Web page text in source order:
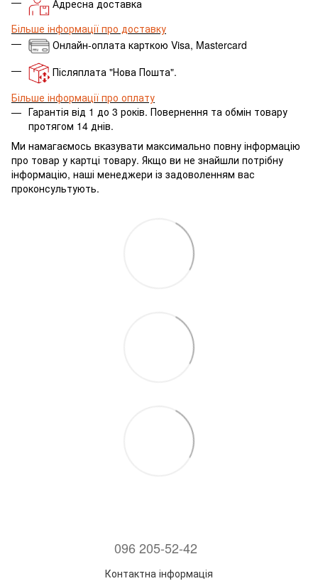
Адресна доставка
Більше інформації про доставку
Онлайн-оплата карткою Visa, Mastercard
Післяплата "Нова Пошта".
Більше інформації про оплату
Гарантія від 1 до 3 років. Повернення та обмін товару
протягом 14 днів.
Ми намагаємось вказувати максимально повну інформацію
про товар у картці товару. Якщо ви не знайшли потрібну
інформацію, наші менеджери із задоволенням вас
проконсультують.
096 205-52-42
Контактна інформація